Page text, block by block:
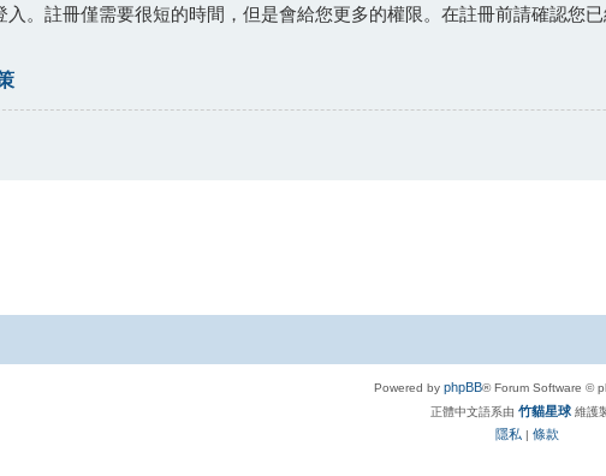
入。註冊僅需要很短的時間，但是會給您更多的權限。在註冊前請確認您
Powered by phpBB® Forum Software ©
正體中文語系由 竹貓星球 維護
隱私 | 條款